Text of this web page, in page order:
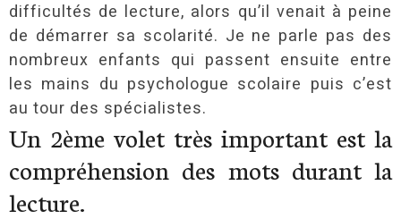
difficultés de lecture, alors qu’il venait à peine
de démarrer sa scolarité. Je ne parle pas des
nombreux enfants qui passent ensuite entre
les mains du psychologue scolaire puis c’est
au tour des spécialistes.
Un 2ème volet très important est la
compréhension des mots durant la
lecture.